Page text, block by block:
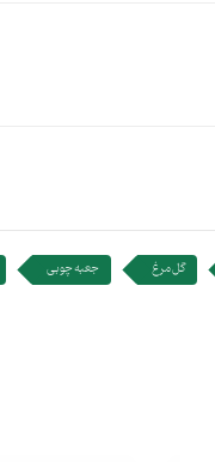
گل مرغ جعبه چوبی